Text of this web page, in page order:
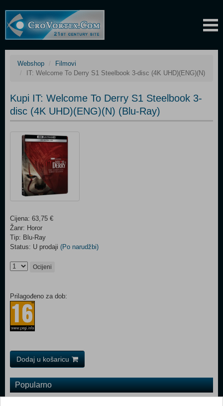
Webshop
Filmovi
IT: Welcome To Derry S1 Steelbook 3-disc (4K UHD)(ENG)(N)
Kupi IT: Welcome To Derry S1 Steelbook 3-
disc (4K UHD)(ENG)(N) (Blu-Ray)
Cijena: 63,75 €
Žanr: Horor
Tip: Blu-Ray
Status: U prodaji (Po narudžbi)
Ocijeni
Prilagođeno za dob:
Dodaj u košaricu
Popularno